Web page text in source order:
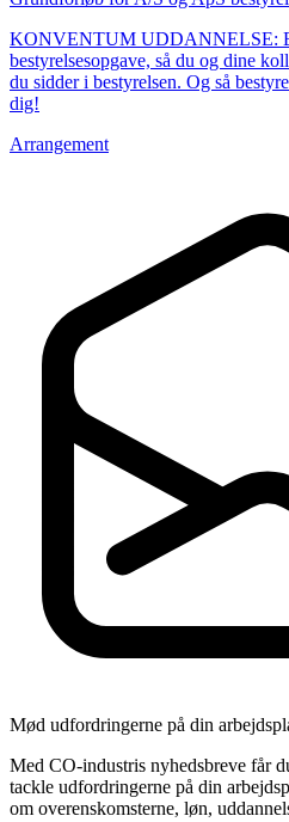
KONVENTUM UDDANNELSE:
bestyrelsesopgave, så du og dine
du sidder i bestyrelsen. Og så
dig!
Arrangement
Mød udfordringerne på din
Med CO-industris nyhedsbreve får
tackle udfordringerne på din
om overenskomsterne, løn,